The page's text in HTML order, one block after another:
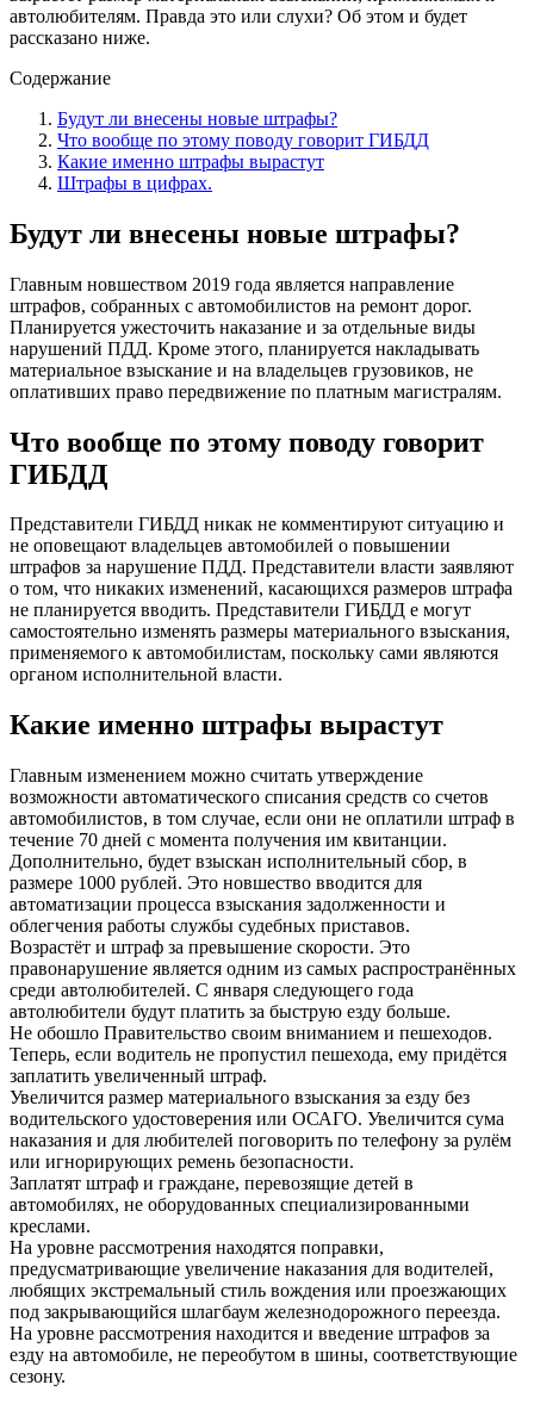
автолюбителям. Правда это или слухи? Об этом и будет
рассказано ниже.
Содержание
Будут ли внесены новые штрафы?
Что вообще по этому поводу говорит ГИБДД
Какие именно штрафы вырастут
Штрафы в цифрах.
Будут ли внесены новые штрафы?
Главным новшеством 2019 года является направление
штрафов, собранных с автомобилистов на ремонт дорог.
Планируется ужесточить наказание и за отдельные виды
нарушений ПДД. Кроме этого, планируется накладывать
материальное взыскание и на владельцев грузовиков, не
оплативших право передвижение по платным магистралям.
Что вообще по этому поводу говорит
ГИБДД
Представители ГИБДД никак не комментируют ситуацию и
не оповещают владельцев автомобилей о повышении
штрафов за нарушение ПДД. Представители власти заявляют
о том, что никаких изменений, касающихся размеров штрафа
не планируется вводить. Представители ГИБДД е могут
самостоятельно изменять размеры материального взыскания,
применяемого к автомобилистам, поскольку сами являются
органом исполнительной власти.
Какие именно штрафы вырастут
Главным изменением можно считать утверждение
возможности автоматического списания средств со счетов
автомобилистов, в том случае, если они не оплатили штраф в
течение 70 дней с момента получения им квитанции.
Дополнительно, будет взыскан исполнительный сбор, в
размере 1000 рублей. Это новшество вводится для
автоматизации процесса взыскания задолженности и
облегчения работы службы судебных приставов.
Возрастёт и штраф за превышение скорости. Это
правонарушение является одним из самых распространённых
среди автолюбителей. С января следующего года
автолюбители будут платить за быструю езду больше.
Не обошло Правительство своим вниманием и пешеходов.
Теперь, если водитель не пропустил пешехода, ему придётся
заплатить увеличенный штраф.
Увеличится размер материального взыскания за езду без
водительского удостоверения или ОСАГО. Увеличится сума
наказания и для любителей поговорить по телефону за рулём
или игнорирующих ремень безопасности.
Заплатят штраф и граждане, перевозящие детей в
автомобилях, не оборудованных специализированными
креслами.
На уровне рассмотрения находятся поправки,
предусматривающие увеличение наказания для водителей,
любящих экстремальный стиль вождения или проезжающих
под закрывающийся шлагбаум железнодорожного переезда.
На уровне рассмотрения находится и введение штрафов за
езду на автомобиле, не переобутом в шины, соответствующие
сезону.